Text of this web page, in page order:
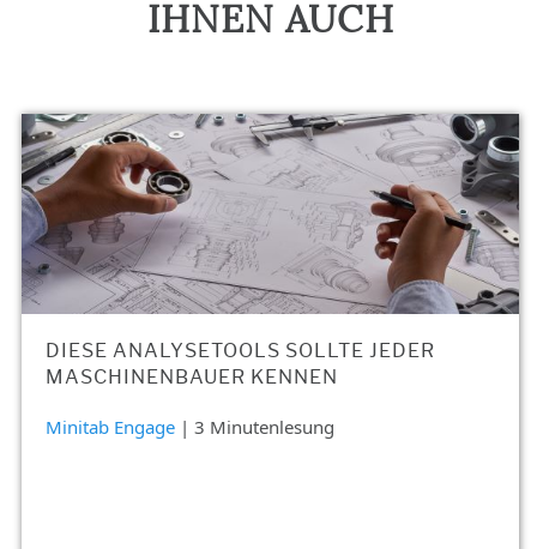
IHNEN AUCH
DIESE ANALYSETOOLS SOLLTE JEDER
MASCHINENBAUER KENNEN
Minitab Engage | 3 Minutenlesung